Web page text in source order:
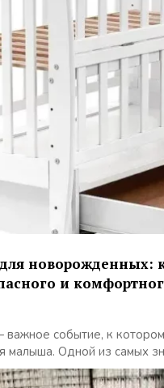
новорожденных:
и
событие, к
малыша. Одной из самых